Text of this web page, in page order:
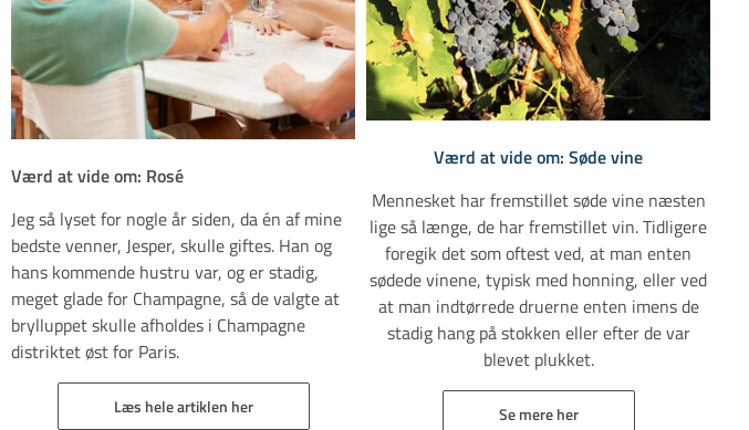
Værd at vide om: Rosé
Jeg så lyset for nogle år siden, da én af mine
bedste venner, Jesper, skulle giftes. Han og
hans kommende hustru var, og er stadig,
meget glade for Champagne, så de valgte at
brylluppet skulle afholdes i Champagne
distriktet øst for Paris.
Læs hele artiklen her
Værd at vide om: Søde vine
Mennesket har fremstillet søde vine næsten
lige så længe, de har fremstillet vin. Tidligere
foregik det som oftest ved, at man enten
sødede vinene, typisk med honning, eller ved
at man indtørrede druerne enten imens de
stadig hang på stokken eller efter de var
blevet plukket.
Se mere her